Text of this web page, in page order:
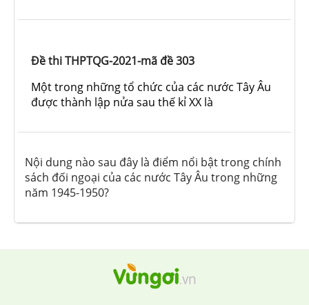
Đề thi THPTQG-2021-mã đề 303
Một trong những tổ chức của các nước Tây Âu
được thành lập nửa sau thế kỉ XX là
Nội dung nào sau đây là điểm nổi bật trong chính
sách đối ngoại của các nước Tây Âu trong những
năm 1945-1950?